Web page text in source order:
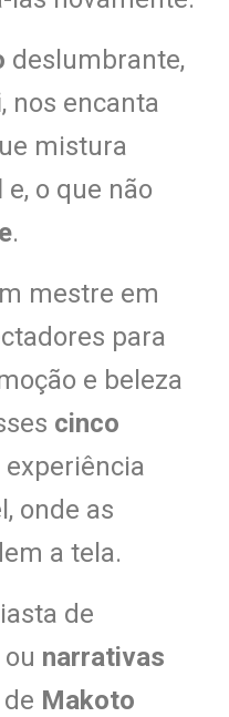
deslumbrante,
, nos encanta
mistura
e, o que não
.
mestre em
para
e beleza
cinco
onde as
a tela.
de
ou narrativas
Makoto